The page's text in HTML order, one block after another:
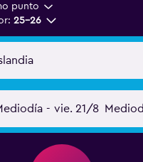
punto
25-26
- vie. 21/8